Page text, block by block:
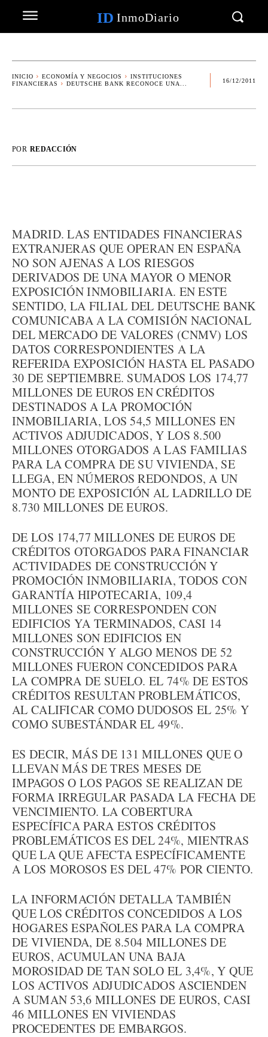
ID InmoDiario
INICIO ECONOMÍA Y NEGOCIOS
INSTITUCIONES
FINANCIERAS
DEUTSCHE BANK RECONOCE UNA...
16/12/2011
POR REDACCIÓN
MADRID. LAS ENTIDADES FINANCIERAS
EXTRANJERAS QUE OPERAN EN ESPAÑA
NO SON AJENAS A LOS RIESGOS
DERIVADOS DE UNA MAYOR O MENOR
EXPOSICIÓN INMOBILIARIA. EN ESTE
SENTIDO, LA FILIAL DEL DEUTSCHE BANK
COMUNICABA A LA COMISIÓN NACIONAL
DEL MERCADO DE VALORES (CNMV) LOS
DATOS CORRESPONDIENTES A LA
REFERIDA EXPOSICIÓN HASTA EL PASADO
30 DE SEPTIEMBRE. SUMADOS LOS 174,77
MILLONES DE EUROS EN CRÉDITOS
DESTINADOS A LA PROMOCIÓN
INMOBILIARIA, LOS 54,5 MILLONES EN
ACTIVOS ADJUDICADOS, Y LOS 8.500
MILLONES OTORGADOS A LAS FAMILIAS
PARA LA COMPRA DE SU VIVIENDA, SE
LLEGA, EN NÚMEROS REDONDOS, A UN
MONTO DE EXPOSICIÓN AL LADRILLO DE
8.730 MILLONES DE EUROS.
DE LOS 174,77 MILLONES DE EUROS DE
CRÉDITOS OTORGADOS PARA FINANCIAR
ACTIVIDADES DE CONSTRUCCIÓN Y
PROMOCIÓN INMOBILIARIA, TODOS CON
GARANTÍA HIPOTECARIA, 109,4
MILLONES SE CORRESPONDEN CON
EDIFICIOS YA TERMINADOS, CASI 14
MILLONES SON EDIFICIOS EN
CONSTRUCCIÓN Y ALGO MENOS DE 52
MILLONES FUERON CONCEDIDOS PARA
LA COMPRA DE SUELO. EL 74% DE ESTOS
CRÉDITOS RESULTAN PROBLEMÁTICOS,
AL CALIFICAR COMO DUDOSOS EL 25% Y
COMO SUBESTÁNDAR EL 49%.
ES DECIR, MÁS DE 131 MILLONES QUE O
LLEVAN MÁS DE TRES MESES DE
IMPAGOS O LOS PAGOS SE REALIZAN DE
FORMA IRREGULAR PASADA LA FECHA DE
VENCIMIENTO. LA COBERTURA
ESPECÍFICA PARA ESTOS CRÉDITOS
PROBLEMÁTICOS ES DEL 24%, MIENTRAS
QUE LA QUE AFECTA ESPECÍFICAMENTE
A LOS MOROSOS ES DEL 47% POR CIENTO.
LA INFORMACIÓN DETALLA TAMBIÉN
QUE LOS CRÉDITOS CONCEDIDOS A LOS
HOGARES ESPAÑOLES PARA LA COMPRA
DE VIVIENDA, DE 8.504 MILLONES DE
EUROS, ACUMULAN UNA BAJA
MOROSIDAD DE TAN SOLO EL 3,4%, Y QUE
LOS ACTIVOS ADJUDICADOS ASCIENDEN
A SUMAN 53,6 MILLONES DE EUROS, CASI
46 MILLONES EN VIVIENDAS
PROCEDENTES DE EMBARGOS.